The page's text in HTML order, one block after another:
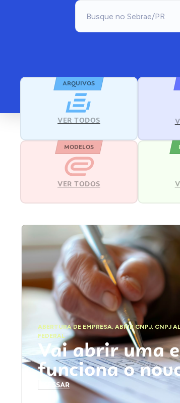
ARQUIVOS
VER TODOS
MODELOS
VER TODOS
ABERTURA DE EMPRESA,ABRIR CNPJ, CNPJ
FEDERAL
Vai abrir uma
funciona o
ACESSAR